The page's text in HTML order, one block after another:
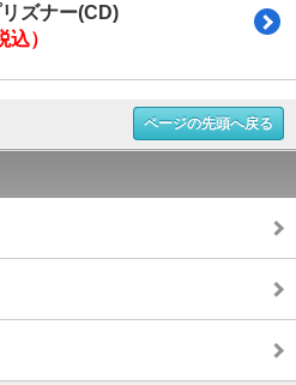
リズナー(CD)
）
ページの先頭へ戻る